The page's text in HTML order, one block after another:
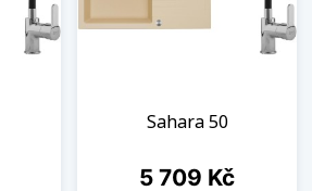
Sahara 50
Cena
5 709 Kč